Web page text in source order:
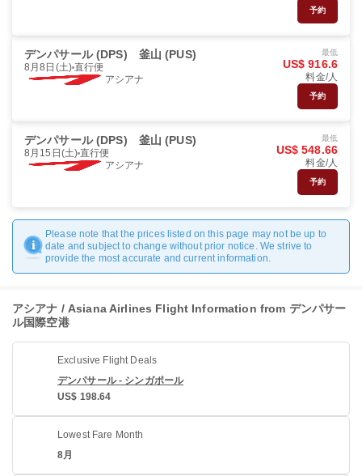
予約
デンパサール (DPS) 釜山 (PUS)
8月8日(土) 直行便
アシアナ
最低
US$ 916.6
料金/人
予約
デンパサール (DPS) 釜山 (PUS)
8月15日(土) 直行便
アシアナ
最低
US$ 548.66
料金/人
予約
Please note that the prices listed on this page may not be up to
date and subject to change without prior notice. We strive to
provide the most accurate and current information.
アシアナ / Asiana Airlines Flight Information from デンパサー
ル国際空港
Exclusive Flight Deals
デンパサール - シンガポール
US$ 198.64
Lowest Fare Month
8月